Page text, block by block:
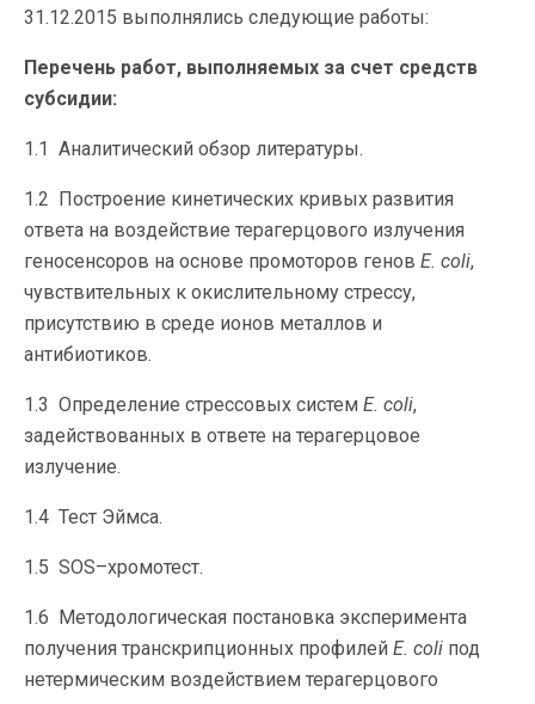
31.12.2015 выполнялись следующие работы:
Перечень работ, выполняемых за счет средств
субсидии:
1.1 Аналитический обзор литературы.
1.2 Построение кинетических кривых развития
ответа на воздействие терагерцового излучения
геносенсоров на основе промоторов генов E. coli,
чувствительных к окислительному стрессу,
присутствию в среде ионов металлов и
антибиотиков.
1.3 Определение стрессовых систем E. coli,
задействованных в ответе на терагерцовое
излучение.
1.4 Тест Эймса.
1.5 SOS–хромотест.
1.6 Методологическая постановка эксперимента
получения транскрипционных профилей E. coli под
нетермическим воздействием терагерцового